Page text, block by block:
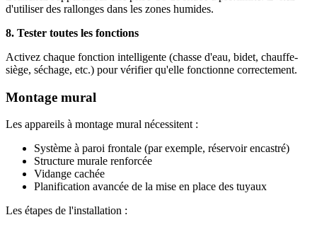
d'utiliser des rallonges dans les zones humides.
8. Tester toutes les fonctions
Activez chaque fonction intelligente (chasse d'eau, bidet, chauffe-
siège, séchage, etc.) pour vérifier qu'elle fonctionne correctement.
Montage mural
Les appareils à montage mural nécessitent :
Système à paroi frontale (par exemple, réservoir encastré)
Structure murale renforcée
Vidange cachée
Planification avancée de la mise en place des tuyaux
Les étapes de l'installation :